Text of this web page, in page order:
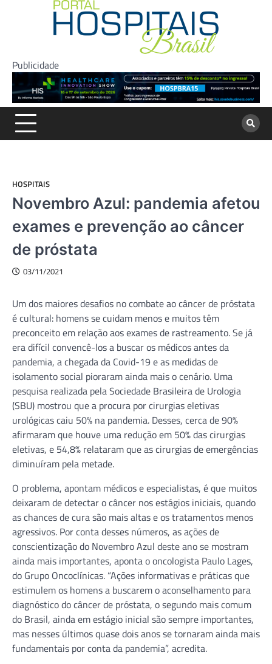
Publicidade
HOSPITAIS
Novembro Azul: pandemia afetou
exames e prevenção ao câncer
de próstata
03/11/2021
Um dos maiores desafios no combate ao câncer de próstata
é cultural: homens se cuidam menos e muitos têm
preconceito em relação aos exames de rastreamento. Se já
era difícil convencê-los a buscar os médicos antes da
pandemia, a chegada da Covid-19 e as medidas de
isolamento social pioraram ainda mais o cenário. Uma
pesquisa realizada pela Sociedade Brasileira de Urologia
(SBU) mostrou que a procura por cirurgias eletivas
urológicas caiu 50% na pandemia. Desses, cerca de 90%
afirmaram que houve uma redução em 50% das cirurgias
eletivas, e 54,8% relataram que as cirurgias de emergências
diminuíram pela metade.
O problema, apontam médicos e especialistas, é que muitos
deixaram de detectar o câncer nos estágios iniciais, quando
as chances de cura são mais altas e os tratamentos menos
agressivos. Por conta desses números, as ações de
conscientização do Novembro Azul deste ano se mostram
ainda mais importantes, aponta o oncologista Paulo Lages,
do Grupo Oncoclínicas. “Ações informativas e práticas que
estimulem os homens a buscarem o aconselhamento para
diagnóstico do câncer de próstata, o segundo mais comum
do Brasil, ainda em estágio inicial são sempre importantes,
mas nesses últimos quase dois anos se tornaram ainda mais
fundamentais por conta da pandemia”, acredita.